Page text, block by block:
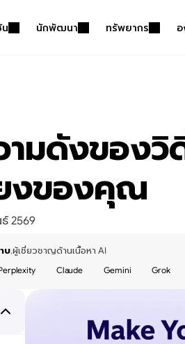
น นักพัฒนา ทรัพยากร
ามดังของวิ
งของคุณ
2569
บ,ผู้เชี่ยวชาญด้านเนื้อหา AI
Claude Gemini Grok